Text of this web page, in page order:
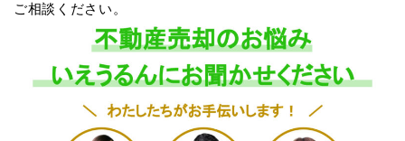
ご相談ください。